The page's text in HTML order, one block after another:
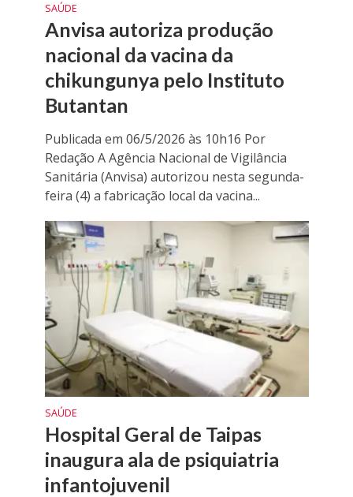
SAÚDE
Anvisa autoriza produção
nacional da vacina da
chikungunya pelo Instituto
Butantan
Publicada em 06/5/2026 às 10h16 Por
Redação A Agência Nacional de Vigilância
Sanitária (Anvisa) autorizou nesta segunda-
feira (4) a fabricação local da vacina...
SAÚDE
Hospital Geral de Taipas
inaugura ala de psiquiatria
infantojuvenil